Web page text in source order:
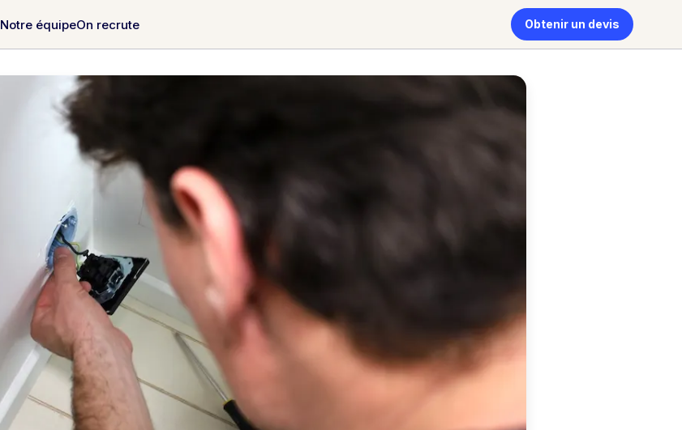
Notre équipeOn recrute Obtenir un devis